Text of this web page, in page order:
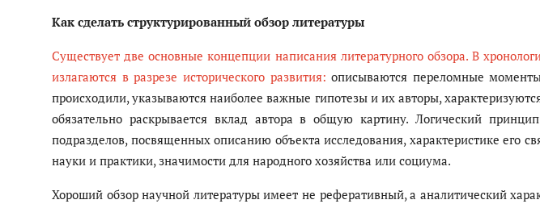
Как сделать структурированный обзор литературы
Существует две основные концепции написания литературного обзора. В
излагаются в разрезе исторического развития:описываются переломные
происходили, указываются наиболее важные гипотезы и их авторы,
обязательно раскрывается вклад автора в общую картину. Логический
подразделов, посвященных описанию объекта исследования, характеристике его
науки и практики, значимости для народного хозяйства или социума.
Хороший обзор научной литературы имеет не реферативный, а аналитический